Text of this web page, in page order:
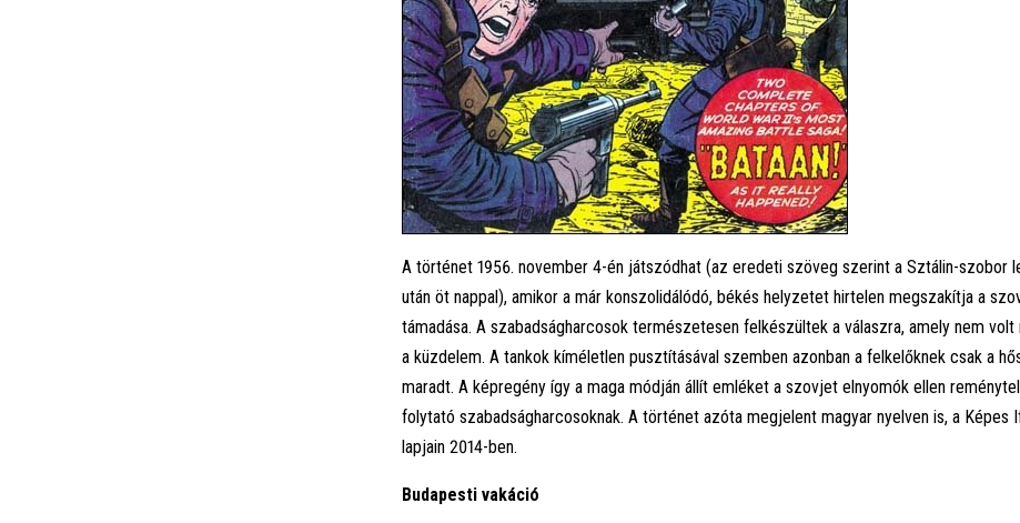
A történet 1956. november 4-én játszódhat (az eredeti szöveg szerint a Sztálin-szobor
után öt nappal), amikor a már konszolidálódó, békés helyzetet hirtelen megszakítja a
támadása. A szabadságharcosok természetesen felkészültek a válaszra, amely nem volt
a küzdelem. A tankok kíméletlen pusztításával szemben azonban a felkelőknek csak a
maradt. A képregény így a maga módján állít emléket a szovjet elnyomók ellen
folytató szabadságharcosoknak. A történet azóta megjelent magyar nyelven is, a Képes
lapjain 2014-ben.
Budapesti vakáció